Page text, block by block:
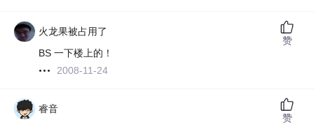
火龙果被占用了
BS 一下楼上的！
2008-11-24
赞
睿音
赞